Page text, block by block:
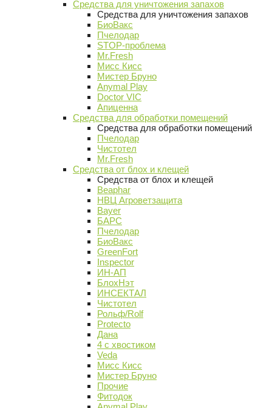
Средства для уничтожения запахов
Средства для уничтожения запахов
БиоВакс
Пчелодар
STOP-проблема
Mr.Fresh
Мисс Кисс
Мистер Бруно
Anymal Play
Doctor VIC
Апиценна
Средства для обработки помещений
Средства для обработки помещений
Пчелодар
Чистотел
Mr.Fresh
Средства от блох и клещей
Средства от блох и клещей
Beaphar
НВЦ Агроветзащита
Bayer
БАРС
Пчелодар
БиоВакс
GreenFort
Inspector
ИН-АП
БлохНэт
ИНСЕКТАЛ
Чистотел
Рольф/Rolf
Protecto
Дана
4 с хвостиком
Veda
Мисс Кисс
Мистер Бруно
Прочие
Фитодок